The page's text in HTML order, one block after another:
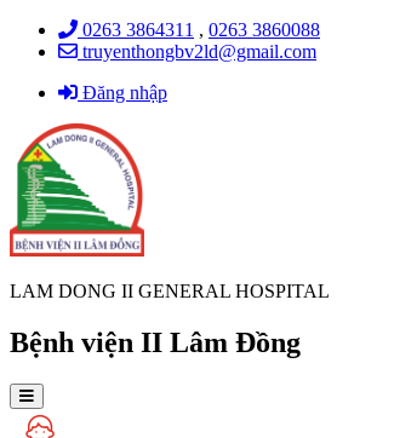
0263 3864311 , 0263 3860088
truyenthongbv2ld@gmail.com
Đăng nhập
LAM DONG II GENERAL HOSPITAL
Bệnh viện II Lâm Đồng